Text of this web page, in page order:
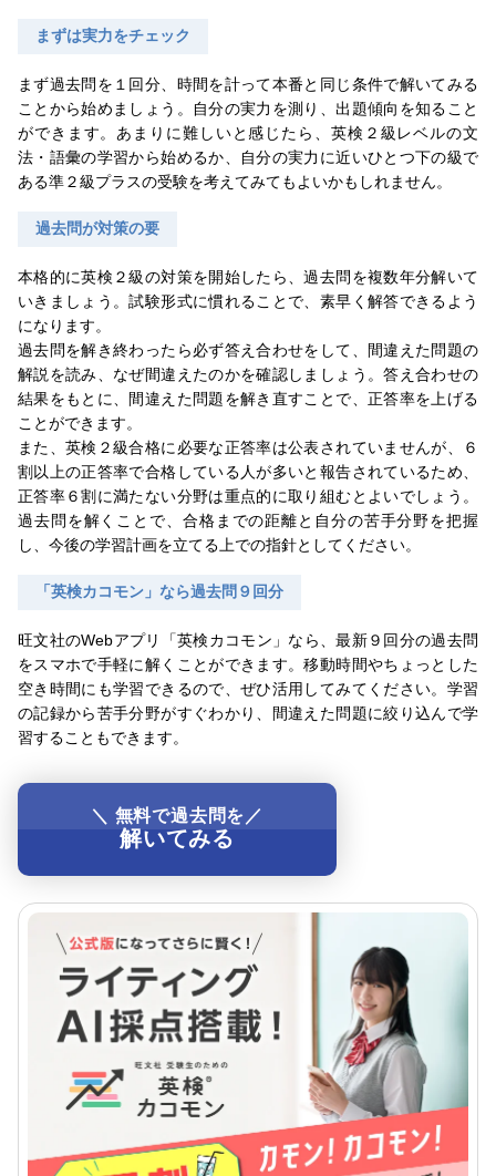
まずは実力をチェック
まず過去問を１回分、時間を計って本番と同じ条件で解いてみる
ことから始めましょう。自分の実力を測り、出題傾向を知ること
ができます。あまりに難しいと感じたら、英検２級レベルの文
法・語彙の学習から始めるか、自分の実力に近いひとつ下の級で
ある準２級プラスの受験を考えてみてもよいかもしれません。
過去問が対策の要
本格的に英検２級の対策を開始したら、過去問を複数年分解いて
いきましょう。試験形式に慣れることで、素早く解答できるよう
になります。
過去問を解き終わったら必ず答え合わせをして、間違えた問題の
解説を読み、なぜ間違えたのかを確認しましょう。答え合わせの
結果をもとに、間違えた問題を解き直すことで、正答率を上げる
ことができます。
また、英検２級合格に必要な正答率は公表されていませんが、６
割以上の正答率で合格している人が多いと報告されているため、
正答率６割に満たない分野は重点的に取り組むとよいでしょう。
過去問を解くことで、合格までの距離と自分の苦手分野を把握
し、今後の学習計画を立てる上での指針としてください。
「英検カコモン」なら過去問９回分
旺文社のWebアプリ「英検カコモン」なら、最新９回分の過去問
をスマホで手軽に解くことができます。移動時間やちょっとした
空き時間にも学習できるので、ぜひ活用してみてください。学習
の記録から苦手分野がすぐわかり、間違えた問題に絞り込んで学
習することもできます。
＼ 無料で過去問を／
解いてみる